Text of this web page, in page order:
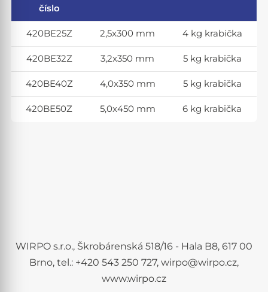
číslo
420BE25Z 2,5x300 mm 4 kg krabička
420BE32Z 3,2x350 mm 5 kg krabička
420BE40Z 4,0x350 mm 5 kg krabička
420BE50Z 5,0x450 mm 6 kg krabička
WIRPO s.r.o., Škrobárenská 518/16 - Hala B8, 617 00
Brno, tel.: +420 543 250 727, wirpo@wirpo.cz,
www.wirpo.cz